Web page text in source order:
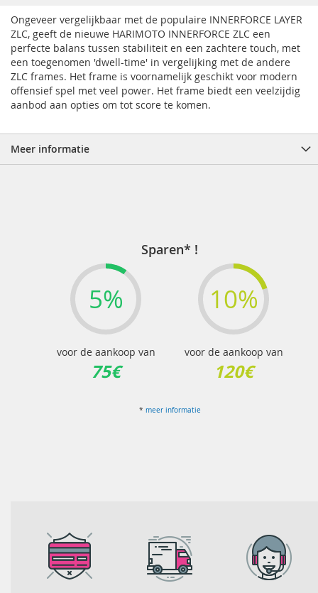
Ongeveer vergelijkbaar met de populaire INNERFORCE LAYER
ZLC, geeft de nieuwe HARIMOTO INNERFORCE ZLC een
perfecte balans tussen stabiliteit en een zachtere touch, met
een toegenomen 'dwell-time' in vergelijking met de andere
ZLC frames. Het frame is voornamelijk geschikt voor modern
offensief spel met veel power. Het frame biedt een veelzijdig
aanbod aan opties om tot score te komen.
Meer informatie
Sparen* !
5%
voor de aankoop van
75€
10%
voor de aankoop van
120€
* meer informatie